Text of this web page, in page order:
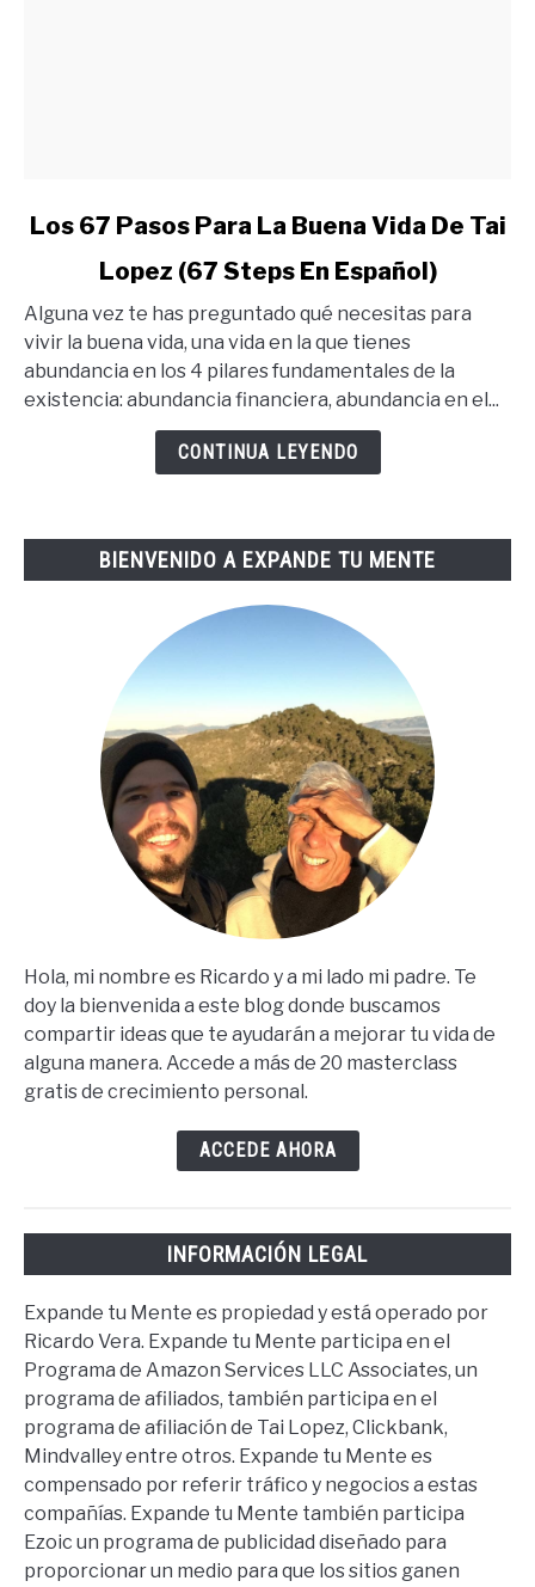
link
67
Pasos
Para
Steps
Los 67 Pasos Para La Buena Vida De Tai
Lopez (67 Steps En Español)
Alguna vez te has preguntado qué necesitas para
vivir la buena vida, una vida en la que tienes
abundancia en los 4 pilares fundamentales de la
existencia: abundancia financiera, abundancia en el...
CONTINUA LEYENDO
BIENVENIDO A EXPANDE TU MENTE
Hola, mi nombre es Ricardo y a mi lado mi padre. Te
doy la bienvenida a este blog donde buscamos
compartir ideas que te ayudarán a mejorar tu vida de
alguna manera. Accede a más de 20 masterclass
gratis de crecimiento personal.
ACCEDE AHORA
INFORMACIÓN LEGAL
Expande tu Mente es propiedad y está operado por
Ricardo Vera. Expande tu Mente participa en el
Programa de Amazon Services LLC Associates, un
programa de afiliados, también participa en el
programa de afiliación de Tai Lopez, Clickbank,
Mindvalley entre otros. Expande tu Mente es
compensado por referir tráfico y negocios a estas
compañías. Expande tu Mente también participa
Ezoic un programa de publicidad diseñado para
proporcionar un medio para que los sitios ganen